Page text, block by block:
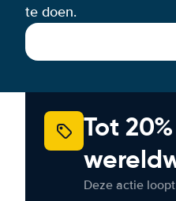
te doen.
Tot
Deze actie